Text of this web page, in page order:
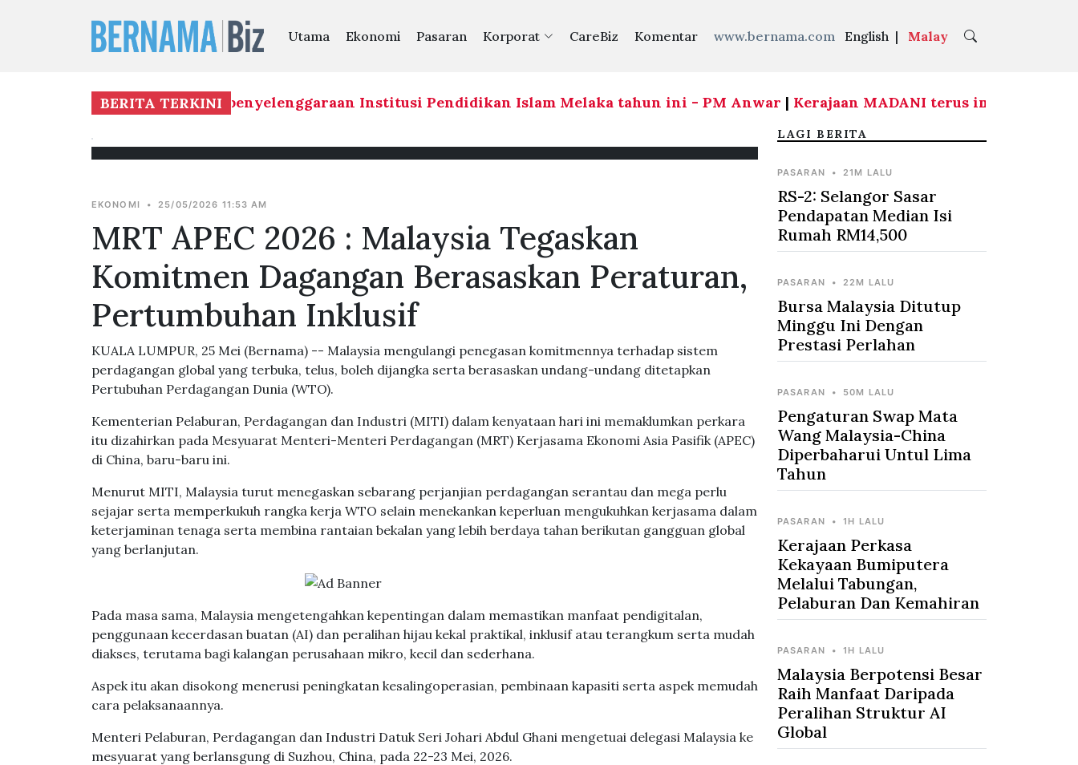
Utama Ekonomi Pasaran Korporat CareBiz Komentar www.bernama.com English | Malay
BERITA TERKINI
RM1.29 juta disalurkan bagi penyelenggaraan Institusi Pendidikan Islam Melaka tahun ini - PM Anwar|Kerajaan MADANI terus imbangi
EKONOMI • 25/05/2026 11:53 AM
MRT APEC 2026 : Malaysia Tegaskan
Komitmen Dagangan Berasaskan Peraturan,
Pertumbuhan Inklusif
KUALA LUMPUR, 25 Mei (Bernama) -- Malaysia mengulangi penegasan komitmennya terhadap sistem
perdagangan global yang terbuka, telus, boleh dijangka serta berasaskan undang-undang ditetapkan
Pertubuhan Perdagangan Dunia (WTO).
Kementerian Pelaburan, Perdagangan dan Industri (MITI) dalam kenyataan hari ini memaklumkan perkara
itu dizahirkan pada Mesyuarat Menteri-Menteri Perdagangan (MRT) Kerjasama Ekonomi Asia Pasifik (APEC)
di China, baru-baru ini.
Menurut MITI, Malaysia turut menegaskan sebarang perjanjian perdagangan serantau dan mega perlu
sejajar serta memperkukuh rangka kerja WTO selain menekankan keperluan mengukuhkan kerjasama dalam
keterjaminan tenaga serta membina rantaian bekalan yang lebih berdaya tahan berikutan gangguan global
yang berlanjutan.
Pada masa sama, Malaysia mengetengahkan kepentingan dalam memastikan manfaat pendigitalan,
penggunaan kecerdasan buatan (AI) dan peralihan hijau kekal praktikal, inklusif atau terangkum serta mudah
diakses, terutama bagi kalangan perusahaan mikro, kecil dan sederhana.
Aspek itu akan disokong menerusi peningkatan kesalingoperasian, pembinaan kapasiti serta aspek memudah
cara pelaksanaannya.
Menteri Pelaburan, Perdagangan dan Industri Datuk Seri Johari Abdul Ghani mengetuai delegasi Malaysia ke
mesyuarat yang berlansgung di Suzhou, China, pada 22-23 Mei, 2026.
LAGI BERITA
PASARAN • 21M LALU
RS-2: Selangor Sasar
Pendapatan Median Isi
Rumah RM14,500
PASARAN • 22M LALU
Bursa Malaysia Ditutup
Minggu Ini Dengan
Prestasi Perlahan
PASARAN • 50M LALU
Pengaturan Swap Mata
Wang Malaysia-China
Diperbaharui Untul Lima
Tahun
PASARAN • 1H LALU
Kerajaan Perkasa
Kekayaan Bumiputera
Melalui Tabungan,
Pelaburan Dan Kemahiran
PASARAN • 1H LALU
Malaysia Berpotensi Besar
Raih Manfaat Daripada
Peralihan Struktur AI
Global